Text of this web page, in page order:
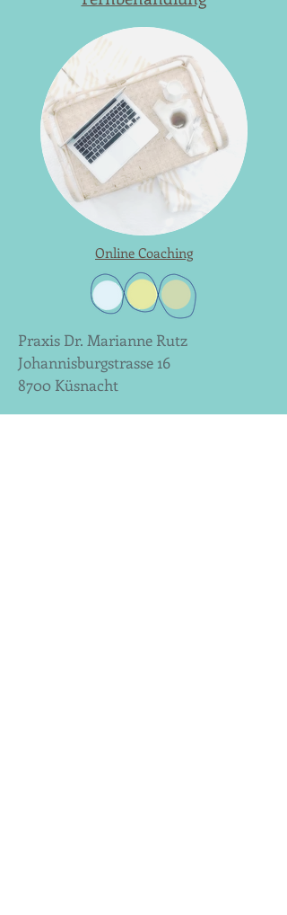
Online Coaching
Praxis Dr. Marianne Rutz
Johannisburgstrasse 16
8700 Küsnacht